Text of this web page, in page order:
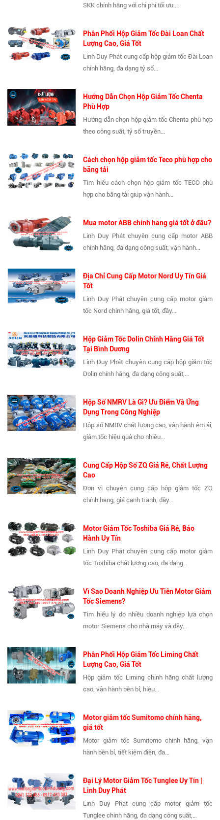
SKK chính hãng với chi phí tối ưu....
Phân Phối Hộp Giảm Tốc Đài Loan Chất
Lượng Cao, Giá Tốt
Linh Duy Phát cung cấp hộp giảm tốc Đài Loan
chính hãng, đa dạng tỷ số...
Hướng Dẫn Chọn Hộp Giảm Tốc Chenta
Phù Hợp
Hướng dẫn chọn hộp giảm tốc Chenta phù hợp
theo công suất, tỷ số truyền...
Cách chọn hộp giảm tốc Teco phù hợp cho
băng tải
Tìm hiểu cách chọn hộp giảm tốc TECO phù
hợp cho băng tải giúp vận hành...
Mua motor ABB chính hãng giá tốt ở đâu?
Linh Duy Phát chuyên cung cấp motor ABB
chính hãng, đa dạng công suất, vận hành...
Địa Chỉ Cung Cấp Motor Nord Uy Tín Giá
Tốt
Linh Duy Phát chuyên cung cấp motor giảm
tốc Nord chính hãng, giá tốt, đầy...
Hộp Giảm Tốc Dolin Chính Hãng Giá Tốt
Tại Bình Dương
Linh Duy Phát chuyên cung cấp hộp giảm tốc
Dolin chính hãng, đa dạng công suất,...
Hộp Số NMRV Là Gì? Ưu Điểm Và Ứng
Dụng Trong Công Nghiệp
Hộp số NMRV chất lượng cao, vận hành êm ái,
giảm tốc hiệu quả cho nhiều...
Cung Cấp Hộp Số ZQ Giá Rẻ, Chất Lượng
Cao
Đơn vị chuyên cung cấp hộp giảm tốc ZQ
chính hãng, giá cạnh tranh, đầy...
Motor Giảm Tốc Toshiba Giá Rẻ, Bảo
Hành Uy Tín
Linh Duy Phát chuyên cung cấp motor giảm
tốc Toshiba chất lượng cao, đa dạng...
Vì Sao Doanh Nghiệp Ưu Tiên Motor Giảm
Tốc Siemens?
Tìm hiểu lý do nhiều doanh nghiệp lựa chọn
motor Siemens cho nhà máy và dây...
Phân Phối Hộp Giảm Tốc Liming Chất
Lượng Cao, Giá Tốt
Hộp giảm tốc Liming chính hãng chất lượng
cao, vận hành bền bỉ, hiệu...
Motor giảm tốc Sumitomo chính hãng,
giá tốt
Motor giảm tốc Sumitomo chính hãng, vận
hành bền bỉ, tiết kiệm điện, đa...
Đại Lý Motor Giảm Tốc Tunglee Uy Tín |
Linh Duy Phát
Linh Duy Phát cung cấp motor giảm tốc
Tunglee chính hãng, đa dạng công suất,...